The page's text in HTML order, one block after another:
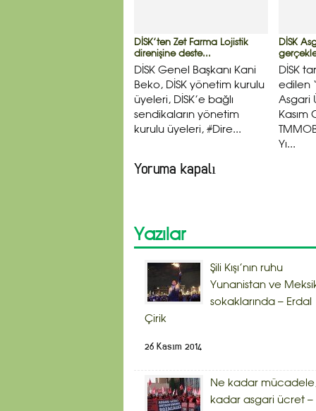
DİSK’ten Zet Farma Lojistik
direnişine deste...
DİSK Genel Başkanı Kani
Beko, DİSK yönetim kurulu
üyeleri, DİSK’e bağlı
sendikaların yönetim
kurulu üyeleri, #Dire...
DİSK
DİSK
edilen
Asgari
Kasım
Yı...
Yoruma kapalı
Yazılar
Şili Kışı’nın ruhu
Yunanistan ve
sokaklarında – Erdal
Çirik
26 Kasım 2014
Ne kadar
kadar asgari ücret –